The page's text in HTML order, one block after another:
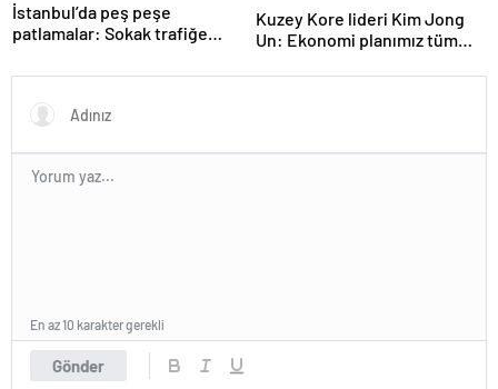
İstanbul’da peş peşe
patlamalar: Sokak trafiğe
Kuzey Kore lideri Kim Jong
Un: Ekonomi planımız tüm
Gönder
En az 10 karakter gerekli